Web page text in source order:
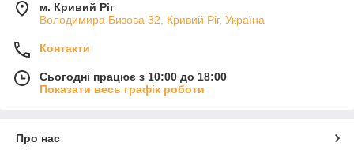
м. Кривий Ріг
Володимира Бизова 32, Кривий Ріг, Україна
Контакти
Сьогодні працює з 10:00 до 18:00
Показати весь графік роботи
Про нас